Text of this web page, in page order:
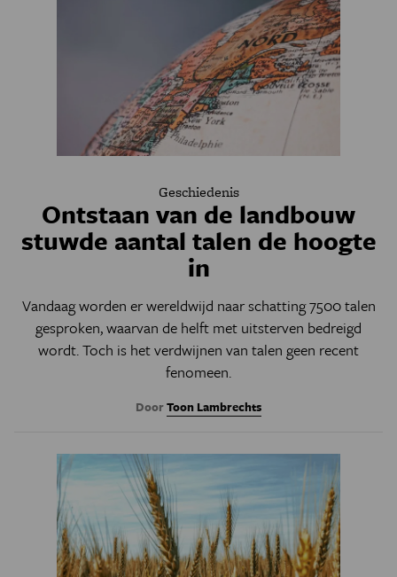
Geschiedenis
Ontstaan van de landbouw
stuwde aantal talen de hoogte
in
Vandaag worden er wereldwijd naar schatting 7500 talen
gesproken, waarvan de helft met uitsterven bedreigd
wordt. Toch is het verdwijnen van talen geen recent
fenomeen.
DoorToon Lambrechts